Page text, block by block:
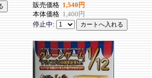
販売価格 1,540円
本体価格 1,400円
停止中: